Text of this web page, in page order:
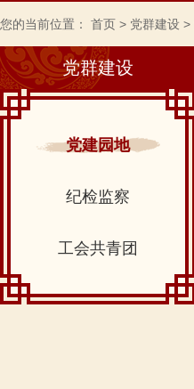
您的当前位置： 首页 > 党群建设 >
党群建设
党建园地
纪检监察
工会共青团